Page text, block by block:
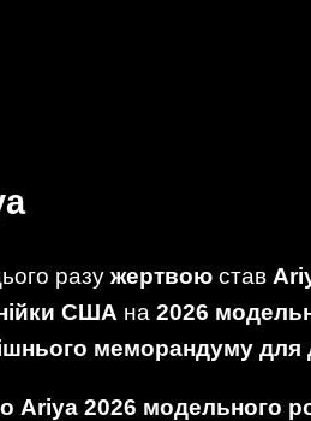
разу жертвою став
США на 2026
меморандуму для
Ariya 2026 модельного